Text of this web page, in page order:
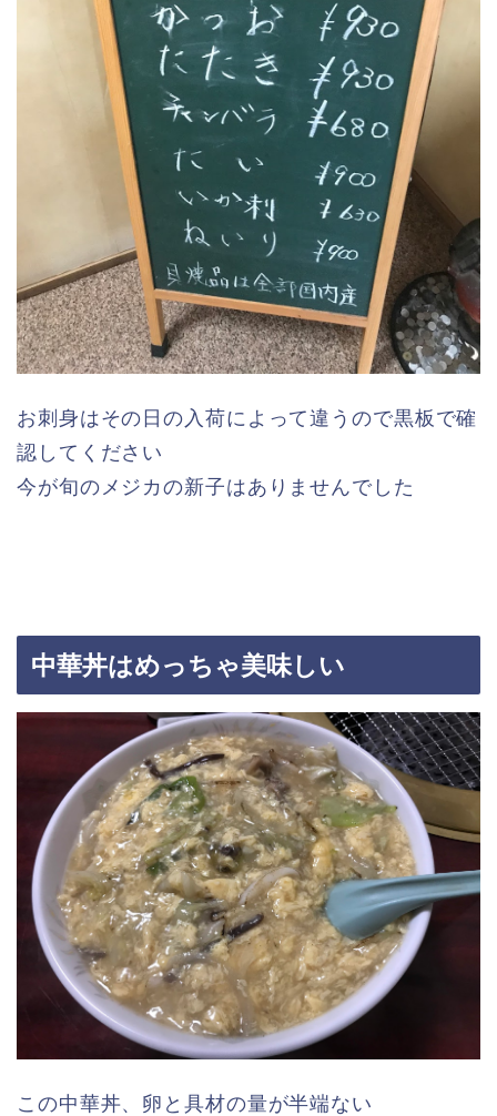
お刺身はその日の入荷によって違うので黒板で確
認してください
今が旬のメジカの新子はありませんでした
中華丼はめっちゃ美味しい
この中華丼、卵と具材の量が半端ない